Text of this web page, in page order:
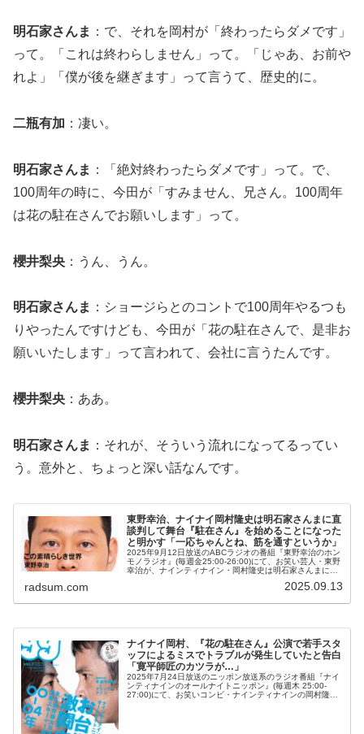
明石家さんま ：で、それを岡村が「終わったらダメです」
って。「これは終わらしません」って。「じゃあ、お前や
れよ」「僕が後を継ぎます」って言うて、歴史的に。
二瓶有加 ：凄い。
明石家さんま ：「絶対終わったらダメです」って。で、
100周年の時に、今田が「すみません、兄さん。100周年
は花の駐在さんでお願いします」って。
櫻井梨央 ：うん、うん。
明石家さんま ：ショージらとのコントで100周年やるつも
りやったんですけども、今田が「花の駐在さんで、是非お
願いいたします」って言われて、会社に言うたんです。
櫻井梨央 ：ああ。
明石家さんま ：それが、そういう流れになってるってい
う。意外と、ちょっと深い話なんです。
東野幸治、ナイナイ岡村隆史は明石家さんまに直
談判して舞台『駐在さん』を始めることになった
と明かす「一応ちゃんとね、筋を通すというか」
2025年9月12日放送のABCラジオの番組『東野幸治のホン
モノラジオ』(毎週金25:00-26:00)にて、お笑い芸人・東野
幸治が、ナインティナイン・岡村隆史は明石家さんまに直
radsum.com 2025.09.13
ナイナイ岡村、『花の駐在さん』公演で若手スタ
ッフによるミスでトラブルが発生していたと告白
「寛平師匠のカツラが…」
2025年7月24日放送のニッポン放送系のラジオ番組『ナイ
ンティナインのオールナイトニッポン』(毎週木 25:00-
27:00)にて、お笑いコンビ・ナインティナインの岡村隆史